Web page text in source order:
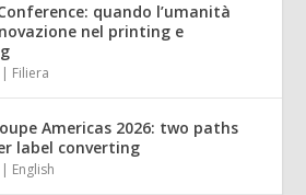
quando l’umanità
nel printing e
| Filiera
Americas 2026: two paths
label converting
| English